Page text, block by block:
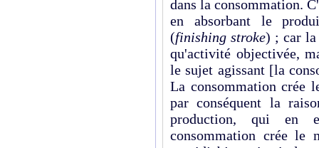
dans la consommation.
en absor­bant le
(finishing stroke) ; car la
qu'activité objectivée,
le sujet agissant [la
La consommation crée
par conséquent la
production, qui en
consommation crée le